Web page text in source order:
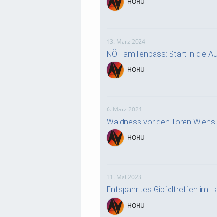
13. März 2024
NÖ Familienpass: Start in die
HOHU
6. März 2024
Waldness vor den Toren Wiens
HOHU
11. Mai 2023
Entspanntes Gipfeltreffen im
HOHU